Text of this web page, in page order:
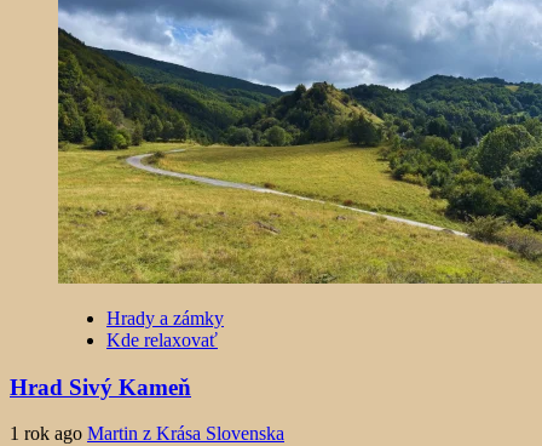
Hrady a zámky
Kde relaxovať
Hrad Sivý Kameň
1 rok ago Martin z Krása Slovenska